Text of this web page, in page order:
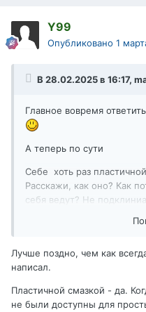
Y99
Опубликовано 1
В 28.02.2025 в 16:17,
Главное вовремя
А теперь по сути
Себе хоть раз
Расскажи, как оно? Как
себя ведут? Не
ЗЫ, вреднее совета
форуме потом с
крутит"
Лучше поздно, чем как
написал.
Пластичной смазкой - да.
не были доступны для